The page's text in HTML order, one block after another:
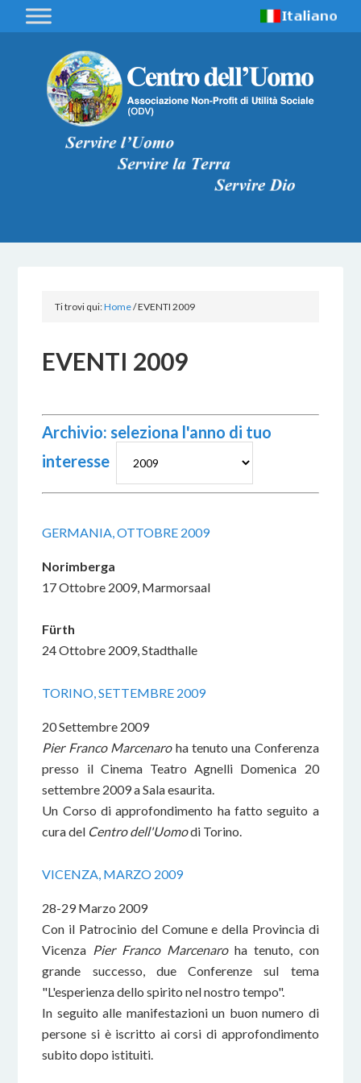
Ti trovi qui:Home/EVENTI 2009
EVENTI 2009
Archivio: seleziona l'anno di tuo
interesse
GERMANIA, OTTOBRE 2009
Norimberga
17 Ottobre 2009, Marmorsaal
Fürth
24 Ottobre 2009, Stadthalle
TORINO, SETTEMBRE 2009
20 Settembre 2009
Pier Franco Marcenaroha tenuto una Conferenza
presso il Cinema Teatro Agnelli Domenica 20
settembre 2009 a Sala esaurita.
Un Corso di approfondimento ha fatto seguito a
cura del Centro dell'Uomodi Torino.
VICENZA, MARZO 2009
28-29 Marzo 2009
Con il Patrocinio del Comune e della Provincia di
Vicenza Pier Franco Marcenaroha tenuto, con
grande successo, due Conferenze sul tema
"L'esperienza dello spirito nel nostro tempo".
In seguito alle manifestazioni un buon numero di
persone si è iscritto ai corsi di approfondimento
subito dopo istituiti.